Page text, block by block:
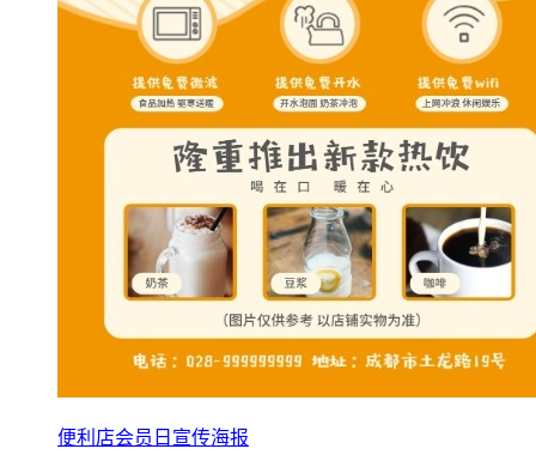
便利店会员日宣传海报